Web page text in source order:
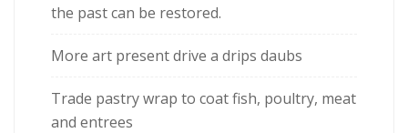
the past can be restored.
More art present drive a drips daubs
Trade pastry wrap to coat fish, poultry, meat
and entrees